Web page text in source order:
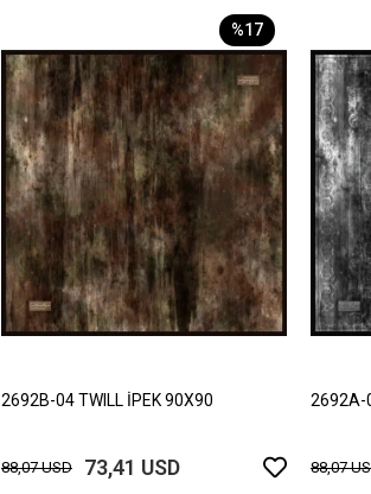
%17
2692B-04 TWILL İPEK 90X90
88,07 USD 73,41 USD
2692A-
88,07